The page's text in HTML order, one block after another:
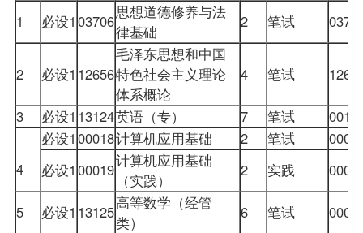
1
必设1 03706思想道德修养与法
律基础
2 笔试
2 必设1 12656
毛泽东思想和中国
特色社会主义理论
体系概论
4 笔试
3 必设1 13124英语（专） 7 笔试
4
必设1 00018计算机应用基础 2 笔试
必设1 00019计算机应用基础
（实践）
2 实践
5 必设1 13125高等数学（经管
类）
6 笔试